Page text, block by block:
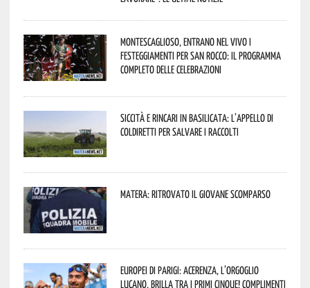
Montescaglioso, entrano nel vivo i
festeggiamenti per San Rocco: il programma
completo delle celebrazioni
Siccità e rincari in Basilicata: l’appello di
Coldiretti per salvare i raccolti
Matera: ritrovato il giovane scomparso
Europei di Parigi: Acerenza, l’orgoglio
lucano, brilla tra i primi cinque! Complimenti